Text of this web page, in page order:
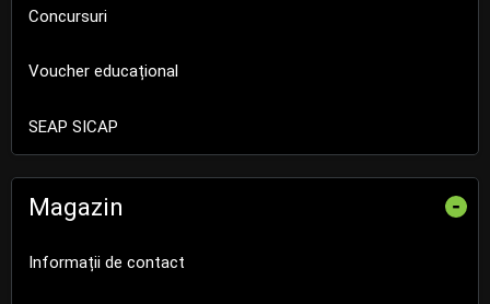
Concursuri
Voucher educațional
SEAP SICAP
Magazin -
Informații de contact